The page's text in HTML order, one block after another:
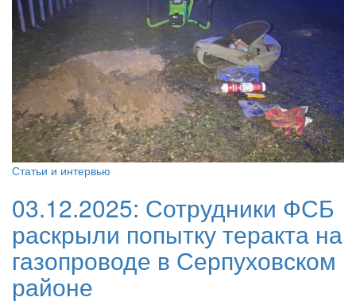
Статьи и интервью
03.12.2025: Сотрудники ФСБ
раскрыли попытку теракта на
газопроводе в Серпуховском
районе